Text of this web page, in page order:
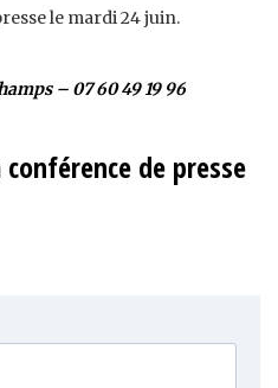
le mardi 24 juin.
– 07 60 49 19 96
de presse